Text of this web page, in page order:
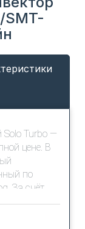
SMT-
Solo Turbo —
цене. В
по
За счёт